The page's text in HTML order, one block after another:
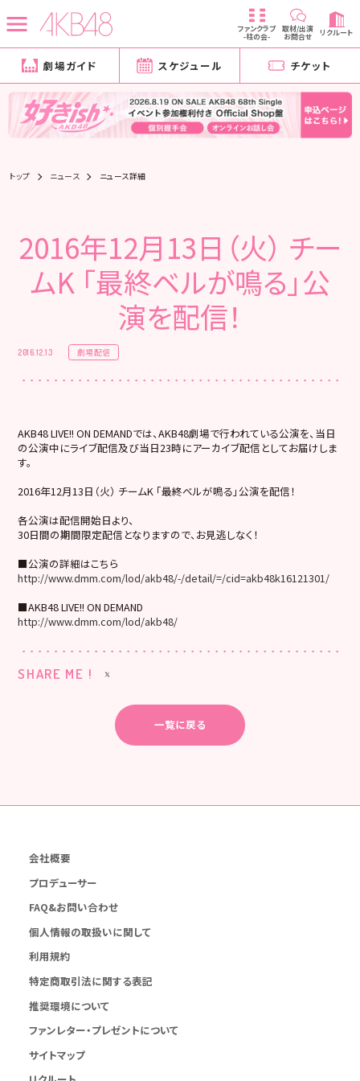
ファンクラブ
-柱の会-
取材/出演
お問合せ リクルート
劇場ガイド スケジュール チケット
トップ ニュース ニュース詳細
2016年12月13日（火） チー
ムK 「最終ベルが鳴る」公
演を配信！
2016.12.13 劇場配信
AKB48 LIVE!! ON DEMANDでは、AKB48劇場で行われている公演を、当日
の公演中にライブ配信及び当日23時にアーカイブ配信としてお届けしま
す。
2016年12月13日（火） チームK 「最終ベルが鳴る」公演を配信！
各公演は配信開始日より、
30日間の期間限定配信となりますので、お見逃しなく！
■公演の詳細はこちら
http://www.dmm.com/lod/akb48/-/detail/=/cid=akb48k16121301/
■AKB48 LIVE!! ON DEMAND
http://www.dmm.com/lod/akb48/
SHARE ME !
一覧に戻る
会社概要
プロデューサー
FAQ&お問い合わせ
個人情報の取扱いに関して
利用規約
特定商取引法に関する表記
推奨環境について
ファンレター・プレゼントについて
サイトマップ